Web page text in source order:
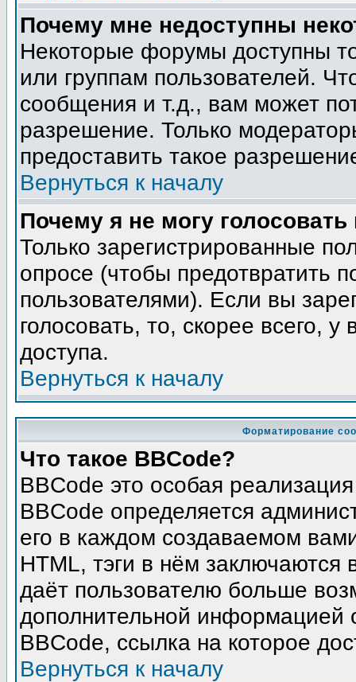
Почему мне недоступны
Некоторые форумы доступны
или группам пользователей.
сообщения и т.д., вам может
разрешение. Только
предоставить такое
Вернуться к началу
Почему я не могу голосовать
Только зарегистрированные
опросе (чтобы предотвратить
пользователями). Если вы
голосовать, то, скорее всего,
доступа.
Вернуться к началу
Форматирование
Что такое BBCode?
BBCode это особая
BBCode определяется
его в каждом создаваемом
HTML, тэги в нём заключаются
даёт пользователю больше
дополнительной информацией
BBCode, ссылка на которое
Вернуться к началу